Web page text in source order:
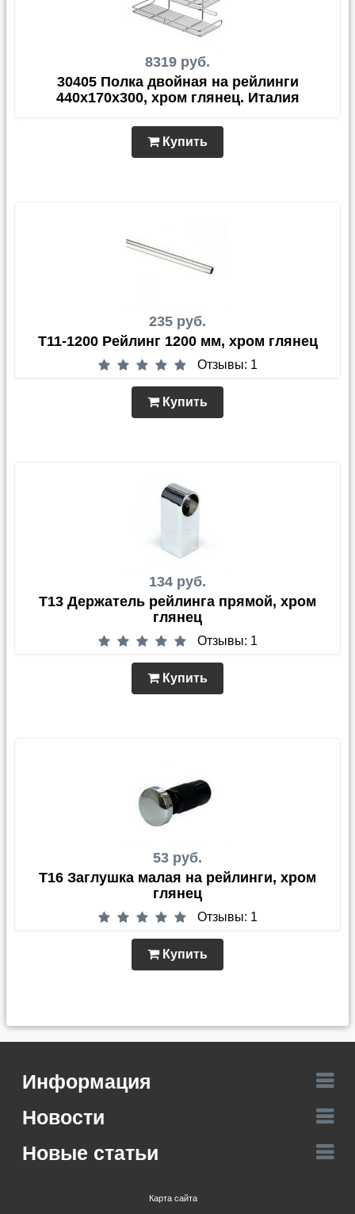
8319 руб.
30405 Полка двойная на рейлинги
440х170х300, хром глянец. Италия
Купить
235 руб.
T11-1200 Рейлинг 1200 мм, хром глянец
Отзывы: 1
Купить
134 руб.
T13 Держатель рейлинга прямой, хром
глянец
Отзывы: 1
Купить
53 руб.
T16 Заглушка малая на рейлинги, хром
глянец
Отзывы: 1
Купить
Информация
Новости
Новые статьи
Карта сайта